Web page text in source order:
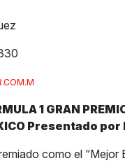
1 GRAN
Presentado
como el “Mejor